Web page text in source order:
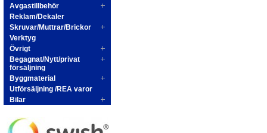
Avgastillbehör
Reklam/Dekaler
Skruvar/Muttrar/Brickor
Verktyg
Övrigt
Begagnat/Nytt/privat
försäljning
Byggmaterial
Utförsäljning /REA varor
Bilar